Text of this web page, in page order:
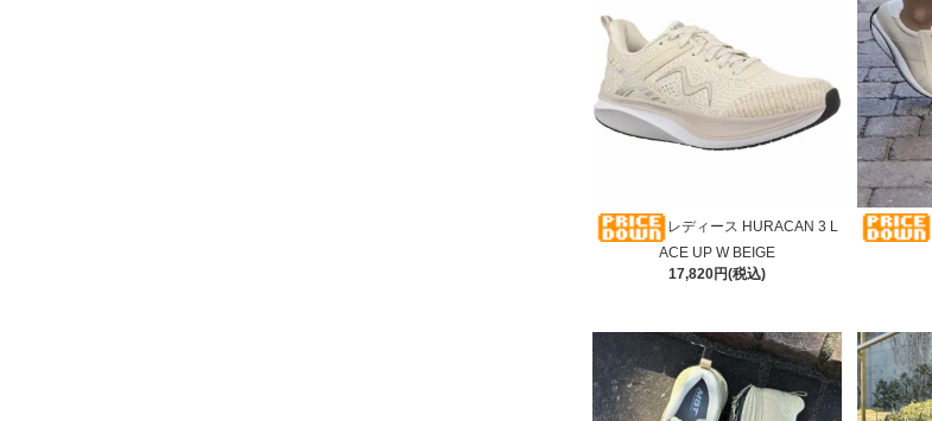
レディース HURACAN 3 L
ACE UP W BEIGE
17,820円(税込)